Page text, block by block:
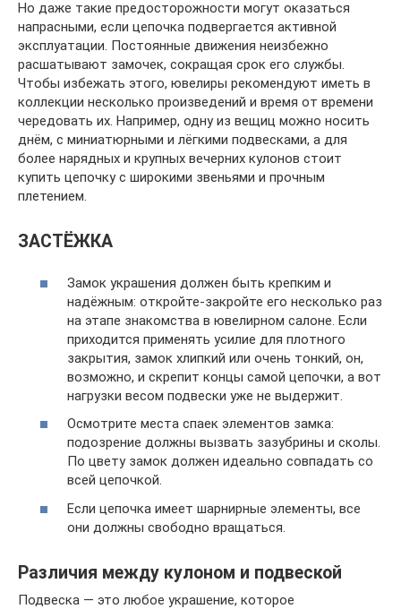
Но даже такие предосторожности могут оказаться
напрасными, если цепочка подвергается активной
эксплуатации. Постоянные движения неизбежно
расшатывают замочек, сокращая срок его службы.
Чтобы избежать этого, ювелиры рекомендуют иметь в
коллекции несколько произведений и время от времени
чередовать их. Например, одну из вещиц можно носить
днём, с миниатюрными и лёгкими подвесками, а для
более нарядных и крупных вечерних кулонов стоит
купить цепочку с широкими звеньями и прочным
плетением.
ЗАСТЁЖКА
Замок украшения должен быть крепким и
надёжным: откройте-закройте его несколько раз
на этапе знакомства в ювелирном салоне. Если
приходится применять усилие для плотного
закрытия, замок хлипкий или очень тонкий, он,
возможно, и скрепит концы самой цепочки, а вот
нагрузки весом подвески уже не выдержит.
Осмотрите места спаек элементов замка:
подозрение должны вызвать зазубрины и сколы.
По цвету замок должен идеально совпадать со
всей цепочкой.
Если цепочка имеет шарнирные элементы, все
они должны свободно вращаться.
Различия между кулоном и подвеской
Подвеска — это любое украшение, которое